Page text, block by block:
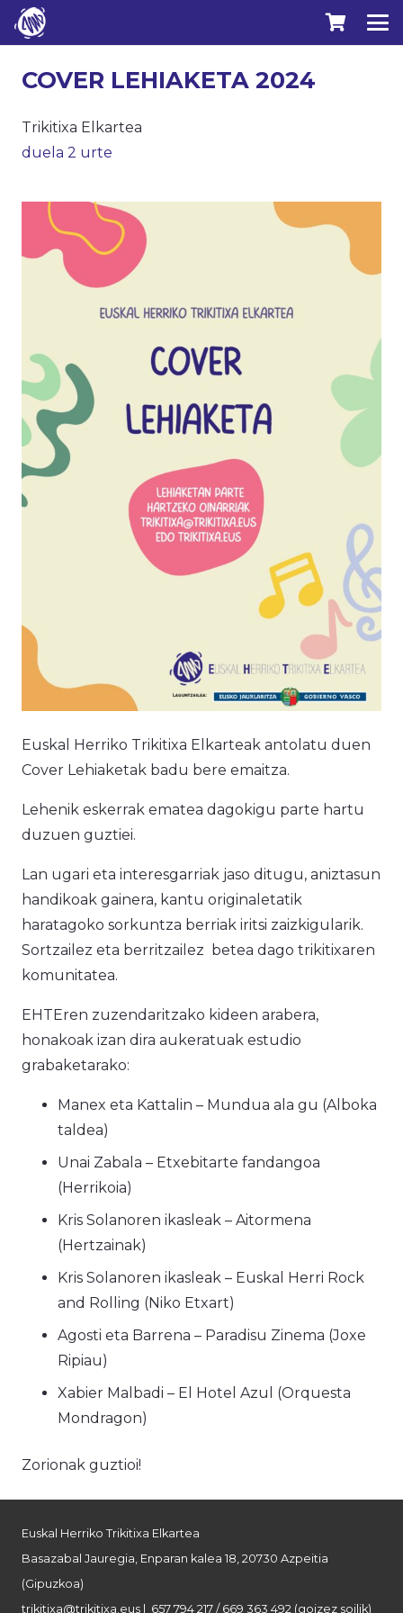
COVER LEHIAKETA 2024
Trikitixa Elkartea
duela 2 urte
Euskal Herriko Trikitixa Elkarteak antolatu duen
Cover Lehiaketak badu bere emaitza.
Lehenik eskerrak ematea dagokigu parte hartu
duzuen guztiei.
Lan ugari eta interesgarriak jaso ditugu, aniztasun
handikoak gainera, kantu originaletatik
haratagoko sorkuntza berriak iritsi zaizkigularik.
Sortzailez eta berritzailez betea dago trikitixaren
komunitatea.
EHTEren zuzendaritzako kideen arabera,
honakoak izan dira aukeratuak estudio
grabaketarako:
Manex eta Kattalin – Mundua ala gu (Alboka
taldea)
Unai Zabala – Etxebitarte fandangoa
(Herrikoia)
Kris Solanoren ikasleak – Aitormena
(Hertzainak)
Kris Solanoren ikasleak – Euskal Herri Rock
and Rolling (Niko Etxart)
Agosti eta Barrena – Paradisu Zinema (Joxe
Ripiau)
Xabier Malbadi – El Hotel Azul (Orquesta
Mondragon)
Zorionak guztioi!
Euskal Herriko Trikitixa Elkartea
Basazabal Jauregia, Enparan kalea 18, 20730 Azpeitia
(Gipuzkoa)
trikitixa@trikitixa.eus | 657 794 217 / 669 363 492 (goizez soilik)